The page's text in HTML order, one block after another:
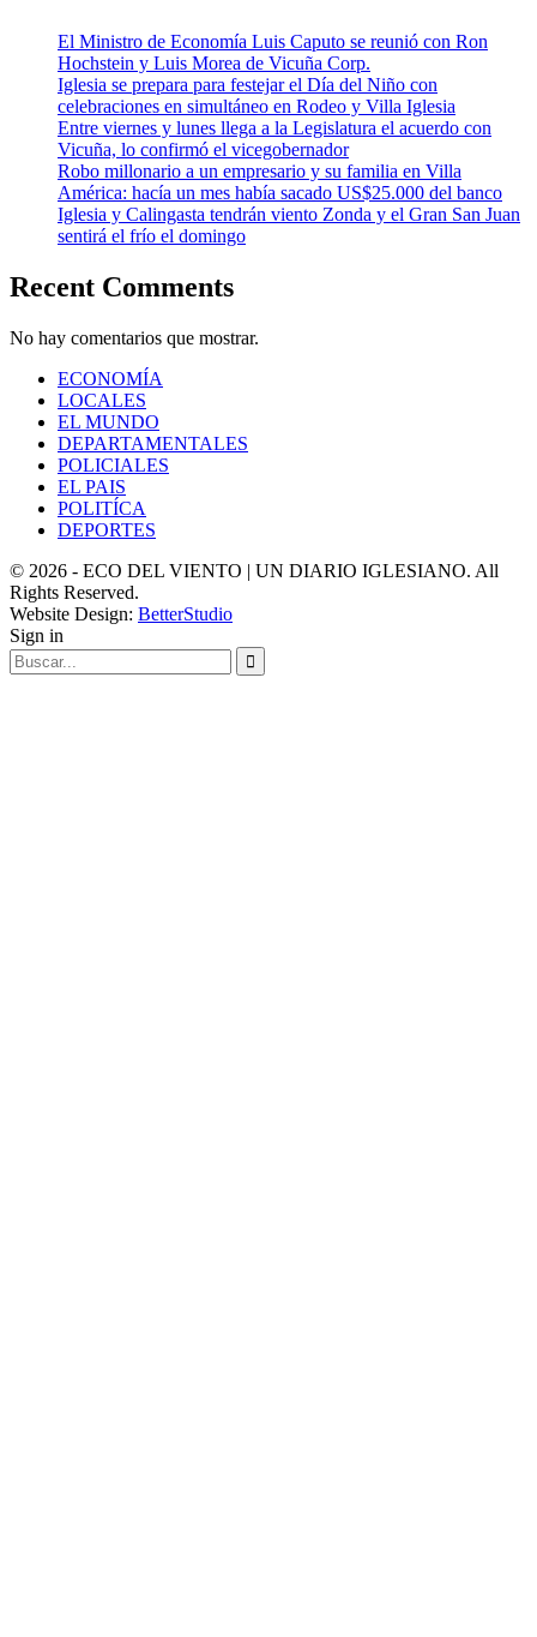
El Ministro de Economía Luis Caputo se reunió con Ron
Hochstein y Luis Morea de Vicuña Corp.
Iglesia se prepara para festejar el Día del Niño con
celebraciones en simultáneo en Rodeo y Villa Iglesia
Entre viernes y lunes llega a la Legislatura el acuerdo con
Vicuña, lo confirmó el vicegobernador
Robo millonario a un empresario y su familia en Villa
América: hacía un mes había sacado US$25.000 del banco
Iglesia y Calingasta tendrán viento Zonda y el Gran San Juan
sentirá el frío el domingo
Recent Comments
No hay comentarios que mostrar.
ECONOMÍA
LOCALES
EL MUNDO
DEPARTAMENTALES
POLICIALES
EL PAIS
POLITÍCA
DEPORTES
© 2026 - ECO DEL VIENTO | UN DIARIO IGLESIANO. All
Rights Reserved.
Website Design: BetterStudio
Sign in